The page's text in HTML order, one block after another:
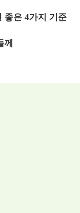
좋은 4가지 기준